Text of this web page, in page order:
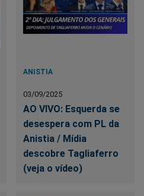
ANISTIA
03/09/2025
AO VIVO: Esquerda se
desespera com PL da
Anistia / Mídia
descobre Tagliaferro
(veja o vídeo)